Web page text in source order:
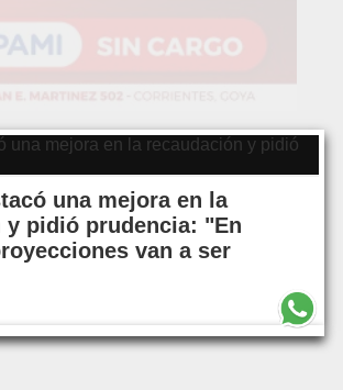
una mejora en la
y pidió prudencia: "En
van a ser